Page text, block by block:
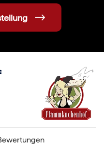
gilt:
maximal flexibel!